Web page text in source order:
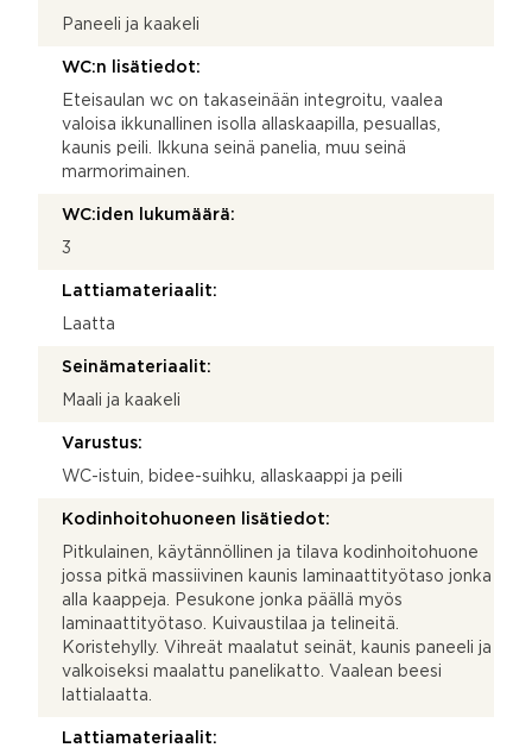
Paneeli ja kaakeli
WC:n lisätiedot:
Eteisaulan wc on takaseinään integroitu, vaalea
valoisa ikkunallinen isolla allaskaapilla, pesuallas,
kaunis peili. Ikkuna seinä panelia, muu seinä
marmorimainen.
WC:iden lukumäärä:
3
Lattiamateriaalit:
Laatta
Seinämateriaalit:
Maali ja kaakeli
Varustus:
WC-istuin, bidee-suihku, allaskaappi ja peili
Kodinhoitohuoneen lisätiedot:
Pitkulainen, käytännöllinen ja tilava kodinhoitohuone
jossa pitkä massiivinen kaunis laminaattityötaso jonka
alla kaappeja. Pesukone jonka päällä myös
laminaattityötaso. Kuivaustilaa ja telineitä.
Koristehylly. Vihreät maalatut seinät, kaunis paneeli ja
valkoiseksi maalattu panelikatto. Vaalean beesi
lattialaatta.
Lattiamateriaalit: